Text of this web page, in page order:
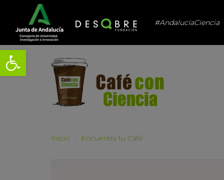
Abrir barra de herramientas
#AndalucíaCiencia
Inicio Encuentra tu Café